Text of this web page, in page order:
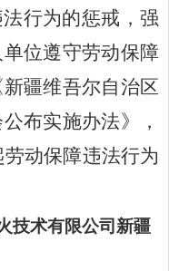
行为的惩戒，强
位遵守劳动保障
疆维吾尔自治区
布实施办法》，
劳动保障违法行为
技术有限公司新疆